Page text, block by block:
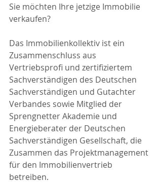
Sie möchten Ihre jetzige Immobilie
verkaufen?
Das Immobilienkollektiv ist ein
Zusammenschluss aus
Vertriebsprofi und zertifiziertem
Sachverständigen des Deutschen
Sachverständigen und Gutachter
Verbandes sowie Mitglied der
Sprengnetter Akademie und
Energieberater der Deutschen
Sachverständigen Gesellschaft, die
Zusammen das Projektmanagement
für den Immobilienvertrieb
betreiben.